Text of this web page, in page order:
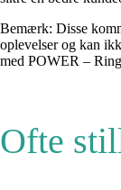
Bemærk: Disse
oplevelser og kan
med POWER –
Ofte